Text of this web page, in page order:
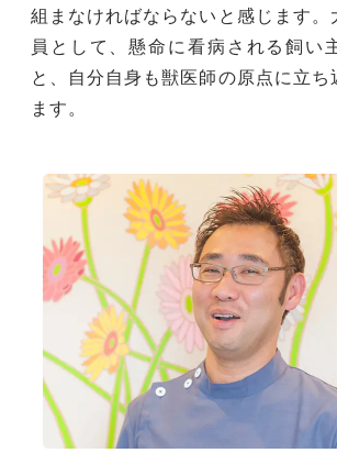
組まなければならないと感じます。
員として、懸命に看病される飼い
と、自分自身も獣医師の原点に立ち
ます。